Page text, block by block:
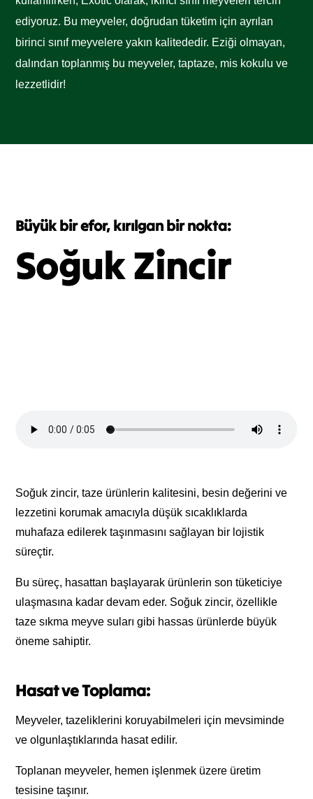
ediyoruz. Bu meyveler, doğrudan tüketim için ayrılan
birinci sınıf meyvelere yakın kalitededir. Eziği olmayan,
dalından toplanmış bu meyveler, taptaze, mis kokulu ve
lezzetlidir!
Büyük bir efor, kırılgan bir nokta:
Soğuk Zincir
Soğuk zincir, taze ürünlerin kalitesini, besin değerini ve
lezzetini korumak amacıyla düşük sıcaklıklarda
muhafaza edilerek taşınmasını sağlayan bir lojistik
süreçtir.
Bu süreç, hasattan başlayarak ürünlerin son tüketiciye
ulaşmasına kadar devam eder. Soğuk zincir, özellikle
taze sıkma meyve suları gibi hassas ürünlerde büyük
öneme sahiptir.
Hasat ve Toplama:
Meyveler, tazeliklerini koruyabilmeleri için mevsiminde
ve olgunlaştıklarında hasat edilir.
Toplanan meyveler, hemen işlenmek üzere üretim
tesisine taşınır.